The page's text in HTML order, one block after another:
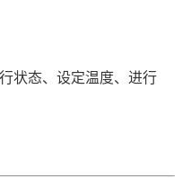
状态、设定温度、进行